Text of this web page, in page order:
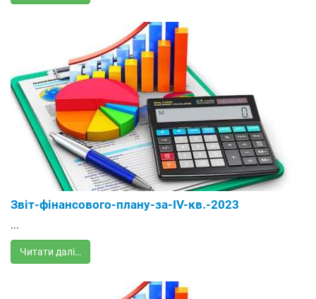
Звіт-фінансового-плану-за-ІV-кв.-2023
...
Читати далі…